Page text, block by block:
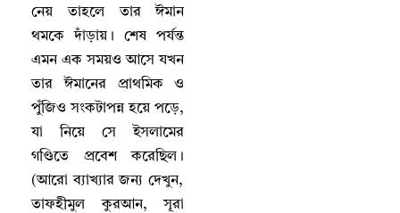
নেয় তাহলে তার ঈমান
থমকে দাঁড়ায় । শেষ পর্যন্ত
এমন এক সময়ও আসে যখন
তার ঈমানের প্রাথমিক ও
পুঁজিও সংকটাপন্ন হয়ে পড়ে,
যা নিয়ে সে ইসলামের
গণ্ডিতে প্রবেশ করেছিল ।
(আরো ব্যাখ্যার জন্য দেখুন,
তাফহীমুল কুরআন,সূরা